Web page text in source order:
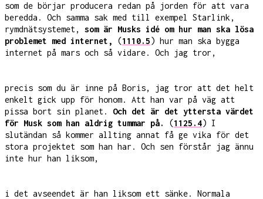
som de börjar producera redan på jorden för att vara
beredda. Och samma sak med till exempel Starlink,
rymdnätsystemet, som är Musks idé om hur man ska lösa
problemet med internet,
(1110.5) hur man ska bygga
internet på mars och så vidare. Och jag tror,
precis som du är inne på Boris, jag tror att det helt
enkelt gick upp för honom. Att han var på väg att
pissa bort sin planet. Och det är det yttersta värdet
för Musk som han aldrig tummar på.
(1125.4) I
slutändan så kommer allting annat få ge vika för det
stora projektet som han har. Och sen förstår jag ännu
inte hur han liksom,
i det avseendet är han liksom ett sänke. Normala